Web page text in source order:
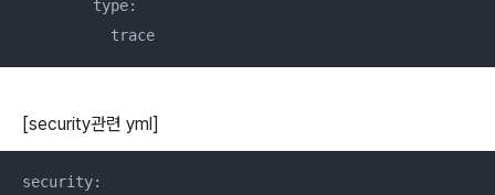
        type:
[security관련 yml]
security: